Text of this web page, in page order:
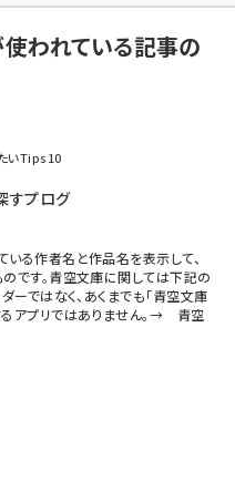
佳須夫のヒント集！ (2037)
われている記事の
いTips10
すプログ
る作者名と作品名を表示して、
です。青空文庫に関しては下記の
ーではなく、あくまでも「青空文庫
るアプリではありません。→ 青空